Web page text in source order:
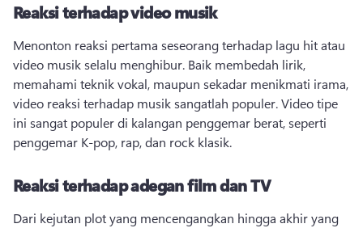
Reaksi terhadap video musik
Menonton reaksi pertama seseorang terhadap lagu hit atau
video musik selalu menghibur. Baik membedah lirik,
memahami teknik vokal, maupun sekadar menikmati irama,
video reaksi terhadap musik sangatlah populer. Video tipe
ini sangat populer di kalangan penggemar berat, seperti
penggemar K-pop, rap, dan rock klasik.
Reaksi terhadap adegan film dan TV
Dari kejutan plot yang mencengangkan hingga akhir yang